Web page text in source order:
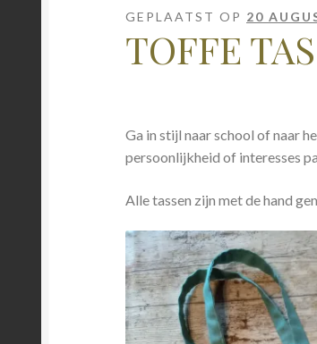
GEPLAATST OP 20
TOFFE
Ga in stijl naar school of naar
persoonlijkheid of interesses
Alle tassen zijn met de hand